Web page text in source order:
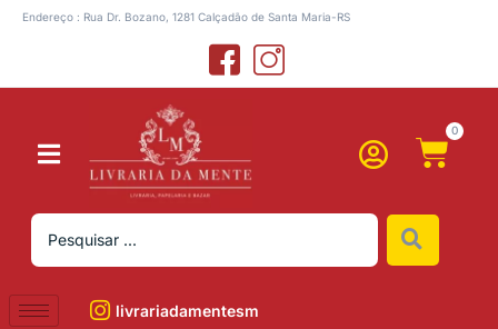
Endereço : Rua Dr. Bozano, 1281 Calçadão de Santa Maria-RS
0
livrariadamentesm